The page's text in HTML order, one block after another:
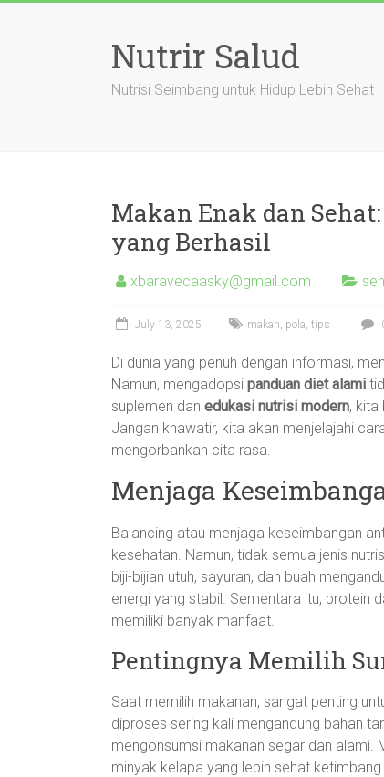
Nutrir Salud
Nutrisi Seimbang untuk Hidup Lebih Sehat
Makan Enak dan
yang Berhasil
xbaravecaasky@gmail.com
July 13, 2025 makan, pola, tips
Di dunia yang penuh dengan informasi,
Namun, mengadopsi panduan diet alami
suplemen dan edukasi nutrisi modern, kita
Jangan khawatir, kita akan menjelajahi
mengorbankan cita rasa.
Menjaga
Balancing atau menjaga keseimbangan
kesehatan. Namun, tidak semua jenis
biji-bijian utuh, sayuran, dan buah
energi yang stabil. Sementara itu, protein
memiliki banyak manfaat.
Pentingnya Memilih
Saat memilih makanan, sangat penting
diproses sering kali mengandung bahan
mengonsumsi makanan segar dan alami.
minyak kelapa yang lebih sehat